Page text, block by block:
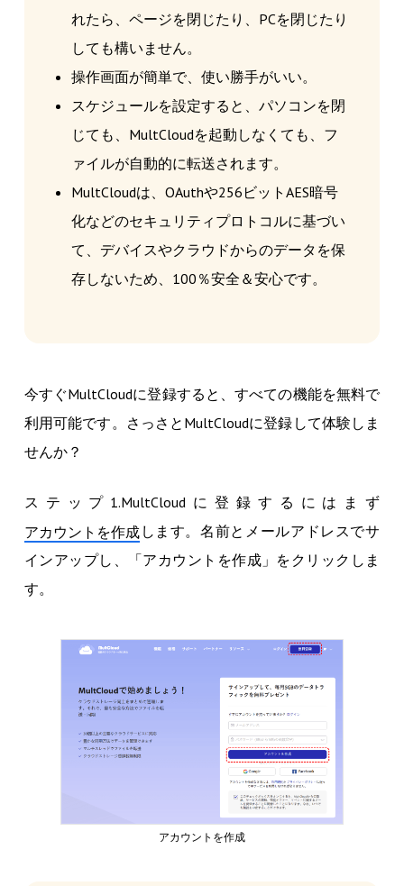
れたら、ページを閉じたり、PCを閉じたり
しても構いません。
操作画面が簡単で、使い勝手がいい。
スケジュールを設定すると、パソコンを閉
じても、MultCloudを起動しなくても、フ
ァイルが自動的に転送されます。
MultCloudは、OAuthや256ビットAES暗号
化などのセキュリティプロトコルに基づい
て、デバイスやクラウドからのデータを保
存しないため、100％安全＆安心です。
今すぐMultCloudに登録すると、すべての機能を無料で
利用可能です。さっさとMultCloudに登録して体験しま
せんか？
ステップ1.MultCloudに登録するにはまず
アカウントを作成します。名前とメールアドレスでサ
インアップし、「アカウントを作成」をクリックしま
す。
アカウントを作成